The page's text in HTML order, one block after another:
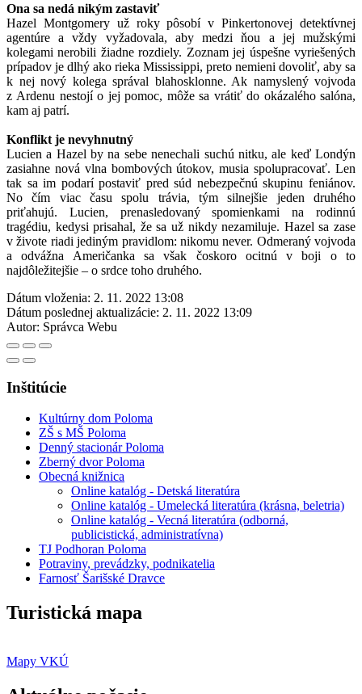
Ona sa nedá nikým zastaviť
Hazel Montgomery už roky pôsobí v Pinkertonovej detektívnej
agentúre a vždy vyžadovala, aby medzi ňou a jej mužskými
kolegami nerobili žiadne rozdiely. Zoznam jej úspešne vyriešených
prípadov je dlhý ako rieka Mississippi, preto nemieni dovoliť, aby sa
k nej nový kolega správal blahosklonne. Ak namyslený vojvoda
z Ardenu nestojí o jej pomoc, môže sa vrátiť do okázalého salóna,
kam aj patrí.
Konflikt je nevyhnutný
Lucien a Hazel by na sebe nenechali suchú nitku, ale keď Londýn
zasiahne nová vlna bombových útokov, musia spolupracovať. Len
tak sa im podarí postaviť pred súd nebezpečnú skupinu feniánov.
No čím viac času spolu trávia, tým silnejšie jeden druhého
priťahujú. Lucien, prenasledovaný spomienkami na rodinnú
tragédiu, kedysi prisahal, že sa už nikdy nezamiluje. Hazel sa zase
v živote riadi jediným pravidlom: nikomu never. Odmeraný vojvoda
a odvážna Američanka sa však čoskoro ocitnú v boji o to
najdôležitejšie – o srdce toho druhého.
Dátum vloženia: 2. 11. 2022 13:08
Dátum poslednej aktualizácie: 2. 11. 2022 13:09
Autor: Správca Webu
Inštitúcie
Kultúrny dom Poloma
ZŠ s MŠ Poloma
Denný stacionár Poloma
Zberný dvor Poloma
Obecná knižnica
Online katalóg - Detská literatúra
Online katalóg - Umelecká literatúra (krásna, beletria)
Online katalóg - Vecná literatúra (odborná,
publicistická, administratívna)
TJ Podhoran Poloma
Potraviny, prevádzky, podnikatelia
Farnosť Šarišské Dravce
Turistická mapa
Mapy VKÚ